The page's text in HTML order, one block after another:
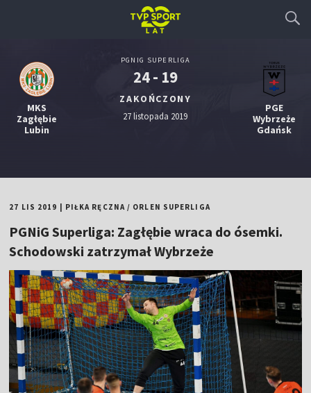
MKS
Zagłębie
Lubin
PGNIG SUPERLIGA
24 - 19
ZAKOŃCZONY
27 listopada 2019
PGE
Wybrzeże
Gdańsk
27 LIS 2019 PIŁKA RĘCZNA/ ORLEN SUPERLIGA
PGNiG Superliga: Zagłębie wraca do ósemki.
Schodowski zatrzymał Wybrzeże